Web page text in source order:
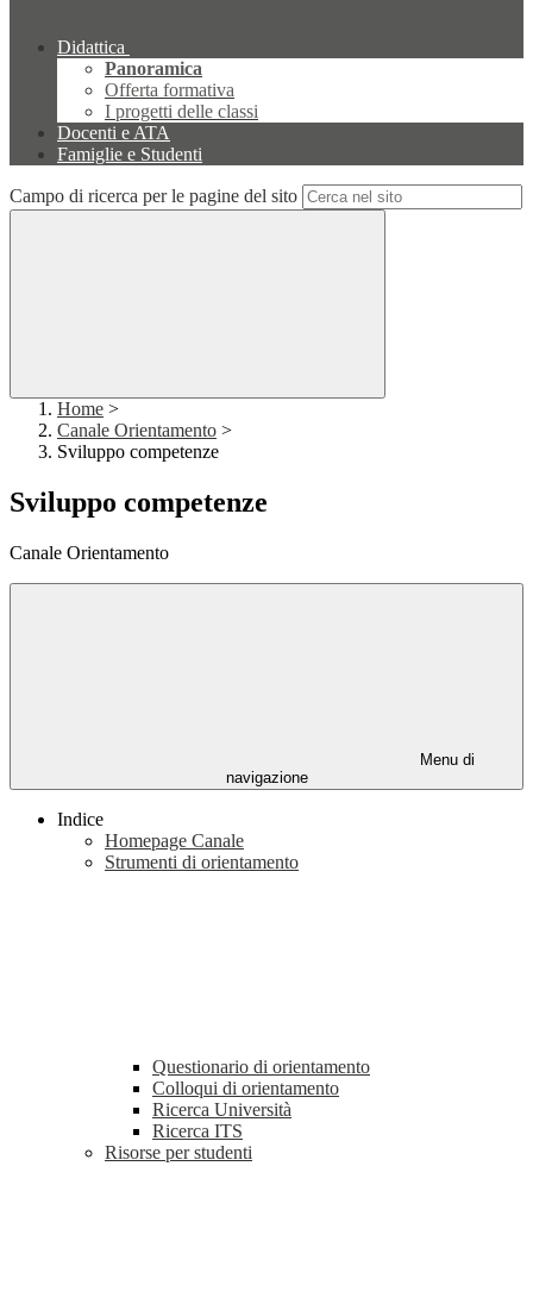
Didattica
Panoramica
Offerta formativa
I progetti delle classi
Docenti e ATA
Famiglie e Studenti
Campo di ricerca per le pagine del sito
Home >
Canale Orientamento >
Sviluppo competenze
Sviluppo competenze
Canale Orientamento
Menu di
navigazione
Indice
Homepage Canale
Strumenti di orientamento
Questionario di orientamento
Colloqui di orientamento
Ricerca Università
Ricerca ITS
Risorse per studenti